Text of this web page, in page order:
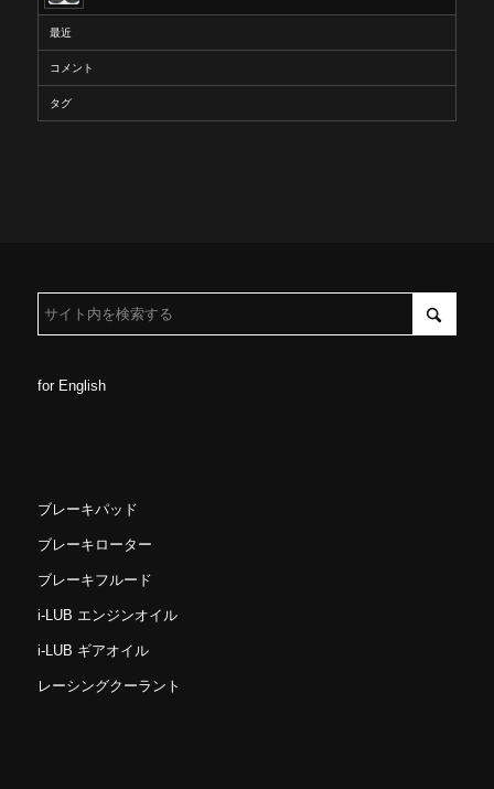
最近
コメント
タグ
for English
ブレーキパッド
ブレーキローター
ブレーキフルード
i-LUB エンジンオイル
i-LUB ギアオイル
レーシングクーラント